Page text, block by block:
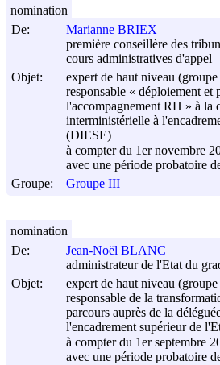
De:
Marianne BRIEX
première conseillère des
cours administratives d'appel
Objet:
expert de haut niveau
responsable « déploiement et
l'accompagnement RH » à la
interministérielle à
(DIESE)
à compter du 1er novembre
avec une période probatoire
Groupe:
Groupe III
nomination
De:
Jean-Noël BLANC
administrateur de l'Etat du
Objet:
expert de haut niveau
responsable de la
parcours auprès de la
l'encadrement supérieur de
à compter du 1er septembre
avec une période probatoire
nomination